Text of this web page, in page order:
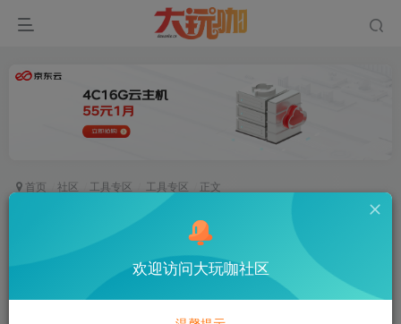
首页 社区 工具专区 工具专区 正文
【架设必备】站长架设所用所有软件
55次阅读
欢迎访问大玩咖社区